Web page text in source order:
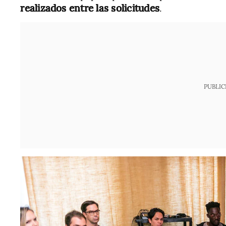
realizados entre las solicitudes.